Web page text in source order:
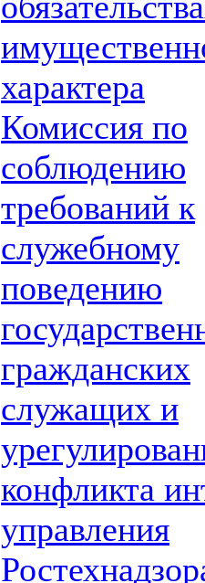
характера
Комиссия по
соблюдению
требований к
служебному
поведению
гражданских
служащих и
конфликта
управления